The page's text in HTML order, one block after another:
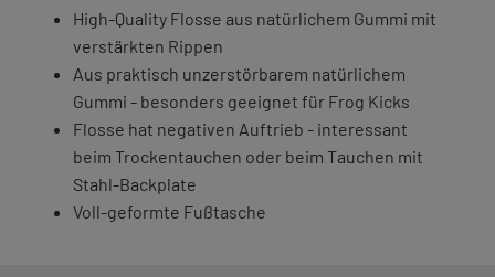
High-Quality Flosse aus natürlichem Gummi mit
verstärkten Rippen
Aus praktisch unzerstörbarem natürlichem
Gummi - besonders geeignet für Frog Kicks
Flosse hat negativen Auftrieb - interessant
beim Trockentauchen oder beim Tauchen mit
Stahl-Backplate
Voll-geformte Fußtasche